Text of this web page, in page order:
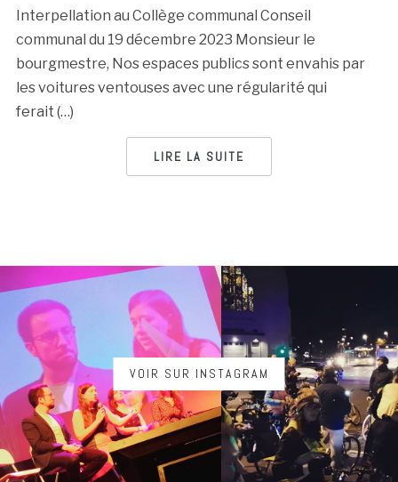
Interpellation au Collège communal Conseil
communal du 19 décembre 2023 Monsieur le
bourgmestre, Nos espaces publics sont envahis par
les voitures ventouses avec une régularité qui
ferait (…)
LIRE LA SUITE
VOIR SUR INSTAGRAM